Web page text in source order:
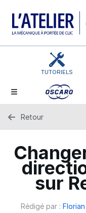
TUTORIELS
sur
Rédigé par :
Retour